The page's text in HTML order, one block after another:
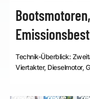
Technik-Überblick:
Viertakter, Dieselmotor,